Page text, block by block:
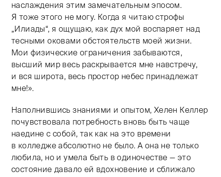
наслаждения этим замечательным эпосом.
Я тоже этого не могу. Когда я читаю строфы
„Илиады“, я ощущаю, как дух мой воспаряет над
тесными оковами обстоятельств моей жизни.
Мои физические ограничения забываются,
высший мир весь раскрывается мне навстречу,
и вся широта, весь простор небес принадлежат
мне!».
Наполнившись знаниями и опытом, Хелен Келлер
почувствовала потребность вновь быть чаще
наедине с собой, так как на это времени
в колледже абсолютно не было. А она не только
любила, но и умела быть в одиночестве — это
состояние давало ей вдохновение и сближало